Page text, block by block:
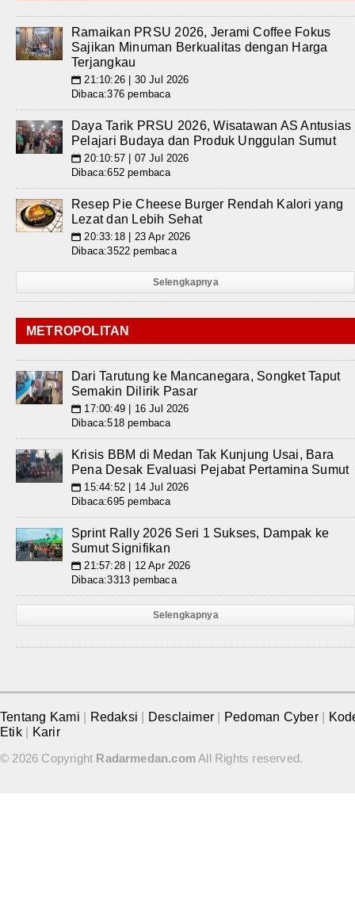
Ramaikan PRSU 2026, Jerami Coffee Fokus
Sajikan Minuman Berkualitas dengan Harga
Terjangkau
📅 21:10:26 | 30 Jul 2026
Dibaca:376 pembaca
Daya Tarik PRSU 2026, Wisatawan AS Antusias
Pelajari Budaya dan Produk Unggulan Sumut
📅 20:10:57 | 07 Jul 2026
Dibaca:652 pembaca
Resep Pie Cheese Burger Rendah Kalori yang
Lezat dan Lebih Sehat
📅 20:33:18 | 23 Apr 2026
Dibaca:3522 pembaca
Selengkapnya
METROPOLITAN
Dari Tarutung ke Mancanegara, Songket Taput
Semakin Dilirik Pasar
📅 17:00:49 | 16 Jul 2026
Dibaca:518 pembaca
Krisis BBM di Medan Tak Kunjung Usai, Bara
Pena Desak Evaluasi Pejabat Pertamina Sumut
📅 15:44:52 | 14 Jul 2026
Dibaca:695 pembaca
Sprint Rally 2026 Seri 1 Sukses, Dampak ke
Sumut Signifikan
📅 21:57:28 | 12 Apr 2026
Dibaca:3313 pembaca
Selengkapnya
Tentang Kami Redaksi Desclaimer Pedoman Cyber
Etik
Karir
© 2026 Copyright Radarmedan.comAll Rights reserved.